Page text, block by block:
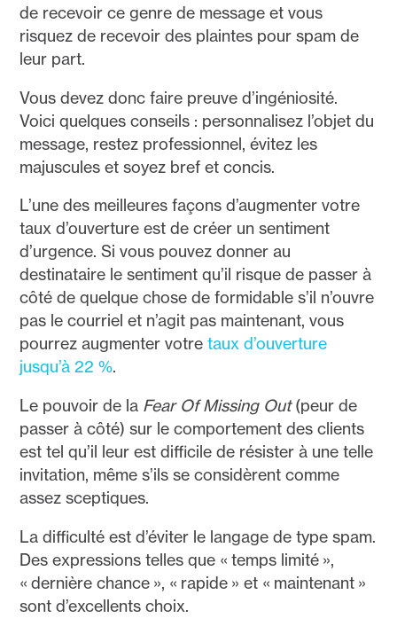
de recevoir ce genre de message et vous
risquez de recevoir des plaintes pour spam de
leur part.
Vous devez donc faire preuve d’ingéniosité.
Voici quelques conseils : personnalisez l’objet du
message, restez professionnel, évitez les
majuscules et soyez bref et concis.
L’une des meilleures façons d’augmenter votre
taux d’ouverture est de créer un sentiment
d’urgence. Si vous pouvez donner au
destinataire le sentiment qu’il risque de passer à
côté de quelque chose de formidable s’il n’ouvre
pas le courriel et n’agit pas maintenant, vous
pourrez augmenter votretaux d’ouverture
jusqu’à 22 %.
Le pouvoir de la Fear Of Missing Out(peur de
passer à côté) sur le comportement des clients
est tel qu’il leur est difficile de résister à une telle
invitation, même s’ils se considèrent comme
assez sceptiques.
La difficulté est d’éviter le langage de type spam.
Des expressions telles que « temps limité »,
« dernière chance », « rapide » et « maintenant »
sont d’excellents choix.